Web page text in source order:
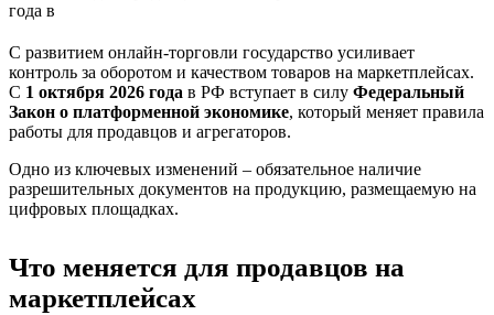
С развитием онлайн-торговли государство усиливает
контроль за оборотом и качеством товаров на маркетплейсах.
С 1 октября 2026 года в РФ вступает в силу Федеральный
Закон о платформенной экономике, который меняет правила
работы для продавцов и агрегаторов.
Одно из ключевых изменений – обязательное наличие
разрешительных документов на продукцию, размещаемую на
цифровых площадках.
Что меняется для продавцов на
маркетплейсах